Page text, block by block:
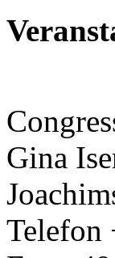
Gina
Telefon